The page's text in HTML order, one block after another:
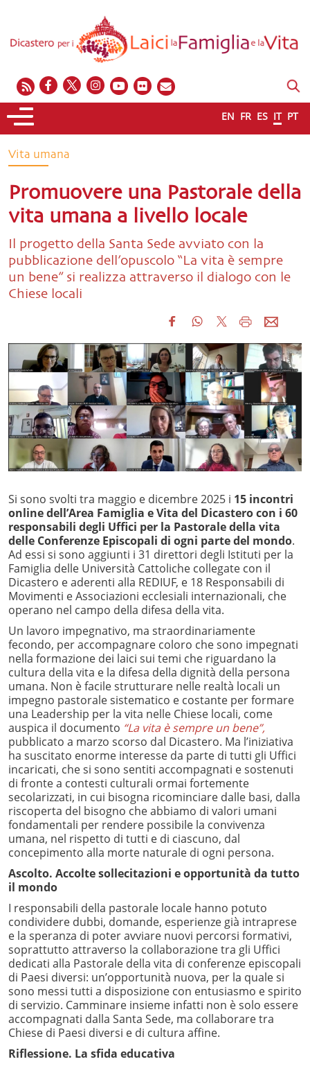
EN FR ES IT PT
Vita umana
Promuovere una Pastorale della
vita umana a livello locale
Il progetto della Santa Sede avviato con la
pubblicazione dell’opuscolo “La vita è sempre
un bene” si realizza attraverso il dialogo con le
Chiese locali
Si sono svolti tra maggio e dicembre 2025 i 15 incontri
online dell’Area Famiglia e Vita del Dicastero con i 60
responsabili degli Uffici per la Pastorale della vita
delle Conferenze Episcopali di ogni parte del mondo.
Ad essi si sono aggiunti i 31 direttori degli Istituti per la
Famiglia delle Università Cattoliche collegate con il
Dicastero e aderenti alla REDIUF, e 18 Responsabili di
Movimenti e Associazioni ecclesiali internazionali, che
operano nel campo della difesa della vita.
Un lavoro impegnativo, ma straordinariamente
fecondo, per accompagnare coloro che sono impegnati
nella formazione dei laici sui temi che riguardano la
cultura della vita e la difesa della dignità della persona
umana. Non è facile strutturare nelle realtà locali un
impegno pastorale sistematico e costante per formare
una Leadership per la vita nelle Chiese locali, come
auspica il documento “La vita è sempre un bene”,
pubblicato a marzo scorso dal Dicastero. Ma l’iniziativa
ha suscitato enorme interesse da parte di tutti gli Uffici
incaricati, che si sono sentiti accompagnati e sostenuti
di fronte a contesti culturali ormai fortemente
secolarizzati, in cui bisogna ricominciare dalle basi, dalla
riscoperta del bisogno che abbiamo di valori umani
fondamentali per rendere possibile la convivenza
umana, nel rispetto di tutti e di ciascuno, dal
concepimento alla morte naturale di ogni persona.
Ascolto. Accolte sollecitazioni e opportunità da tutto
il mondo
I responsabili della pastorale locale hanno potuto
condividere dubbi, domande, esperienze già intraprese
e la speranza di poter avviare nuovi percorsi formativi,
soprattutto attraverso la collaborazione tra gli Uffici
dedicati alla Pastorale della vita di conferenze episcopali
di Paesi diversi: un’opportunità nuova, per la quale si
sono messi tutti a disposizione con entusiasmo e spirito
di servizio. Camminare insieme infatti non è solo essere
accompagnati dalla Santa Sede, ma collaborare tra
Chiese di Paesi diversi e di cultura affine.
Riflessione. La sfida educativa